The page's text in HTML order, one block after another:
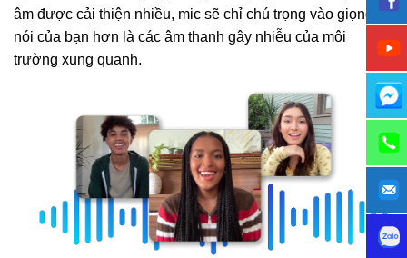
âm được cải thiện nhiều, mic sẽ chỉ chú trọng vào giọng
nói của bạn hơn là các âm thanh gây nhiễu của môi
trường xung quanh.